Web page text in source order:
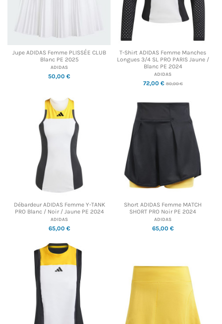
Jupe ADIDAS Femme PLISSÉE CLUB
Blanc PE 2025
ADIDAS
50,00 €
T-Shirt ADIDAS Femme Manches
Longues 3/4 SL PRO PARIS Jaune /
Blanc PE 2024
ADIDAS
72,00 €80,00 €
Débardeur ADIDAS Femme Y-TANK
PRO Blanc / Noir / Jaune PE 2024
ADIDAS
65,00 €
Short ADIDAS Femme MATCH
SHORT PRO Noir PE 2024
ADIDAS
65,00 €